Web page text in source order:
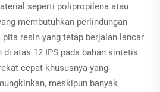
seperti polipropilena atau
membutuhkan perlindungan
resin yang tetap berjalan lancar
di atas 12 IPS pada bahan sintetis
cepat khususnya yang
meskipun banyak